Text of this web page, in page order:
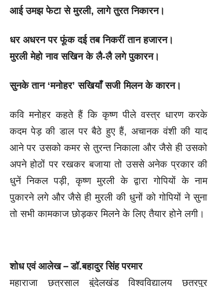
आई उमझ फेटा से मुरली, लागे तुरत निकारन।
धर अधरन पर फूंक दई तब निकरीं तान हजारन।
मुरली मेहो नाव सखिन के लै-लै लगे पुकारन।
सुनके तान ‘मनोहर’ सखियाँ सजी मिलन के कारन।
कवि मनोहर कहते हैं कि कृष्ण पीले वस्त्र धारण करके
कदम पेड़ की डाल पर बैठे हुए हैं, अचानक वंशी की याद
आने पर उसको कमर से तुरन्त निकाला और जैसे ही उसको
अपने होठों पर रखकर बजाया तो उससे अनेक प्रकार की
धुनें निकल पड़ी, कृष्ण मुरली के द्वारा गोपियों के नाम
पुकारने लगे और जैसे ही मुरली की धुनों कोगोपियों ने सुना
तो सभी कामकाज छोड़कर मिलने के लिए तैयार होने लगी।
शोध एवं आलेख – डॉ.बहादुर सिंह परमार
महाराजा छत्रसाल बुंदेलखंड विश्वविद्यालय छतरपुर